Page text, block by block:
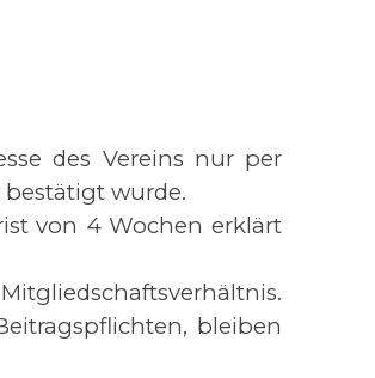
des Vereins nur per
wurde.
von 4 Wochen erklärt
bleiben